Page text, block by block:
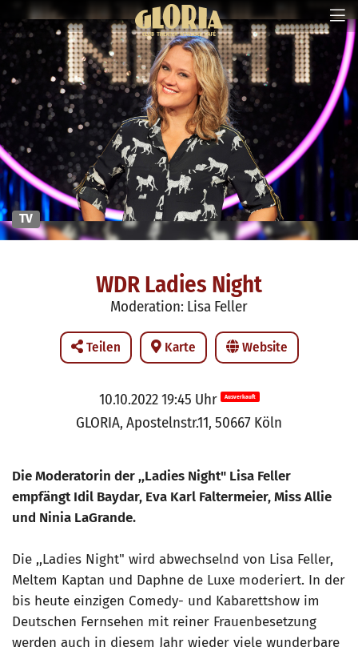
TV
WDR Ladies Night
Moderation: Lisa Feller
Teilen Karte Website
10.10.2022 19:45 Uhr Ausverkauft
GLORIA, Apostelnstr.11, 50667 Köln
Die Moderatorin der ,,Ladies Night" Lisa Feller
empfängt Idil Baydar, Eva Karl Faltermeier, Miss Allie
und Ninia LaGrande.
Die ,,Ladies Night" wird abwechselnd von Lisa Feller,
Meltem Kaptan und Daphne de Luxe moderiert. In der
bis heute einzigen Comedy- und Kabarettshow im
Deutschen Fernsehen mit reiner Frauenbesetzung
werden auch in diesem Jahr wieder viele wunderbare